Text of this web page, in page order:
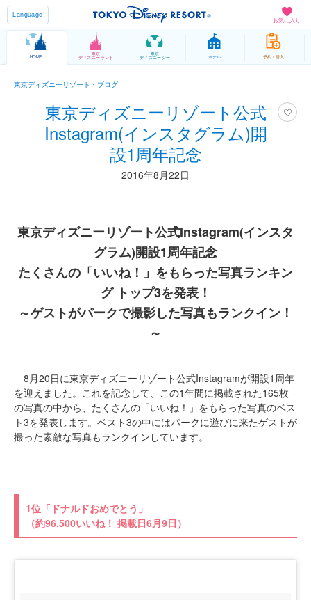
お気に入り
Language
HOME
東京
ディズニーランド
東京
ディズニーシー ホテル 予約 / 購入
東京ディズニーリゾート・ブログ
東京ディズニーリゾート公式
Instagram(インスタグラム)開
設1周年記念
2016年8月22日
東京ディズニーリゾート公式Instagram(インスタ
グラム)開設1周年記念
たくさんの「いいね！」をもらった写真ランキン
グ トップ3を発表！
～ゲストがパークで撮影した写真もランクイン！
～
8月20日に東京ディズニーリゾート公式Instagramが開設1周年
を迎えました。これを記念して、この1年間に掲載された165枚
の写真の中から、たくさんの「いいね！」をもらった写真のベス
ト3を発表します。ベスト3の中にはパークに遊びに来たゲストが
撮った素敵な写真もランクインしています。
1位「ドナルドおめでとう」
（約96,500いいね！ 掲載日6月9日）